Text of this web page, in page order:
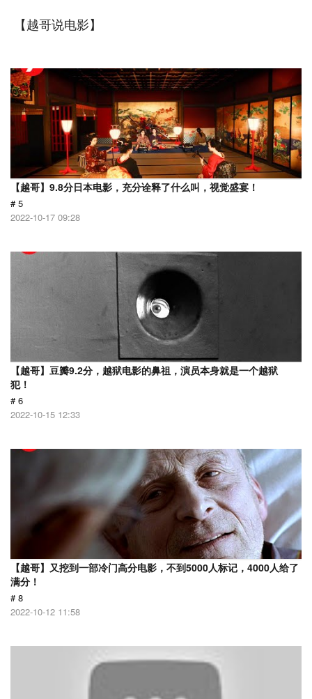
【越哥说电影】
【越哥】9.8分日本电影，充分诠释了什么叫，视觉盛宴！
# 5
2022-10-17 09:28
【越哥】豆瓣9.2分，越狱电影的鼻祖，演员本身就是一个越狱
犯！
# 6
2022-10-15 12:33
【越哥】又挖到一部冷门高分电影，不到5000人标记，4000人给了
满分！
# 8
2022-10-12 11:58